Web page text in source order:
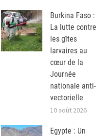
Burkina Faso :
La lutte contre
les gîtes
larvaires au
cœur de la
Journée
nationale anti-
vectorielle
10 août 2026
Egypte : Un